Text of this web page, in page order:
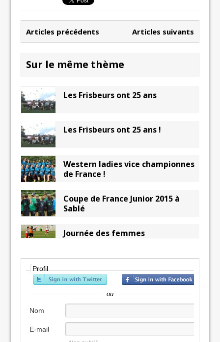
Articles précédents Articles suivants
Sur le même thème
Les Frisbeurs ont 25 ans
Les Frisbeurs ont 25 ans !
Western ladies vice championnes
de France !
Coupe de France Junior 2015 à
Sablé
Journée des femmes
Profil
ou
Nom
E-mail